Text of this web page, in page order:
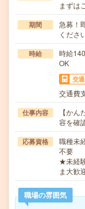
まずは
期間
急募！
くださ
時給
時給
OK
交
交通費
仕事内容
【か
容を確
応募資格
職種未
不要
★未経
ま大歓
職場の雰囲気